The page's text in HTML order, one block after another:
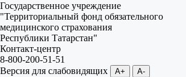
Государственное учреждение
"Территориальный фонд обязательного
медицинского страхования
Республики Татарстан"
Контакт-центр
8-800-200-51-51
Версия для слабовидящих
A+ A-